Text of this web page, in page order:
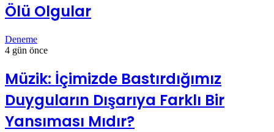
Ölü Olgular
Deneme
4 gün önce
Müzik: İçimizde Bastırdığımız
Duyguların Dışarıya Farklı Bir
Yansıması Mıdır?